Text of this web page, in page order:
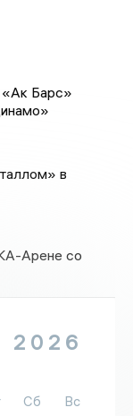
«Ак Барс»
в
Арене со
2026
Сб
Вс